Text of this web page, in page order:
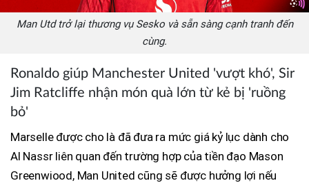
Man Utd trở lại thương vụ Sesko và sẵn sàng cạnh tranh đến
cùng.
Ronaldo giúp Manchester United 'vượt khó', Sir
Jim Ratcliffe nhận món quà lớn từ kẻ bị 'ruồng
bỏ'
Marselle được cho là đã đưa ra mức giá kỷ lục dành cho
Al Nassr liên quan đến trường hợp của tiền đạo Mason
Greenwiood, Man United cũng sẽ được hưởng lợi nếu